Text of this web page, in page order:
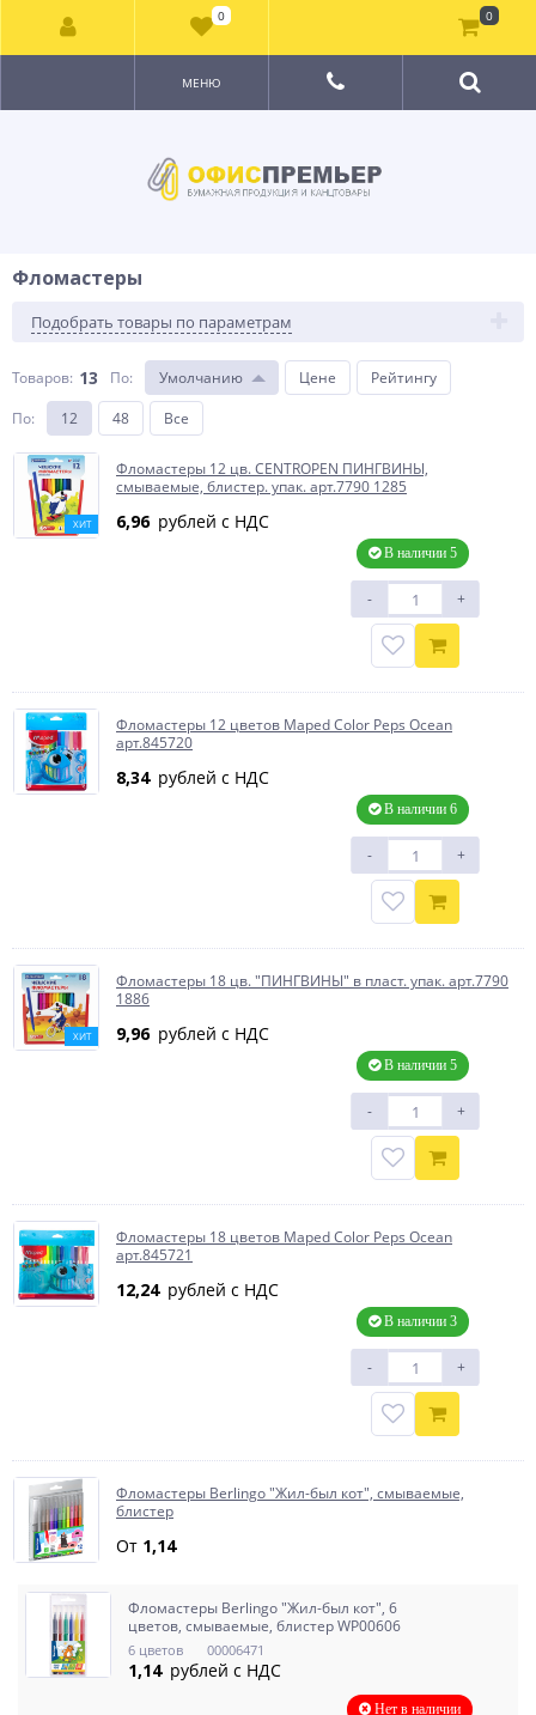
МЕНЮ
Фломастеры
Подобрать товары по параметрам
Товаров: 13 По: Умолчанию Цене
Рейтингу
По: 12 48 Все
ХИТ
Фломастеры 12 цв. CENTROPEN ПИНГВИНЫ,
смываемые, блистер. упак. арт.7790 1285
6,96 рублей с НДС
В наличии 5
- +
Фломастеры 12 цветов Maped Color Peps Ocean
арт.845720
8,34 рублей с НДС
В наличии 6
- +
ХИТ
Фломастеры 18 цв. "ПИНГВИНЫ" в пласт. упак. арт.7790
1886
9,96 рублей с НДС
В наличии 5
- +
Фломастеры 18 цветов Maped Color Peps Ocean
арт.845721
12,24 рублей с НДС
В наличии 3
- +
Фломастеры Berlingo "Жил-был кот", смываемые,
блистер
От 1,14
Фломастеры Berlingo "Жил-был кот", 6
цветов, смываемые, блистер WP00606
6 цветов 00006471
1,14 рублей с НДС
Нет в наличии
0 0